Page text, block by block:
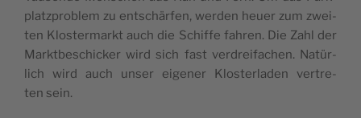
platz­pro­blem zu ent­schär­fen, wer­den heu­er zum zwei­
ten Klos­ter­markt auch die Schif­fe fah­ren. Die Zahl der
Markt­be­schi­cker wird sich fast ver­drei­fa­chen. Natür­
lich wird auch unser eige­ner Klos­ter­la­den ver­tre­
ten sein.